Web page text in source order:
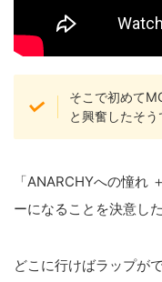
そこで初めて
と興奮したそう
「ANARCHYへの憧れ
ーになることを決意し
どこに行けばラップが